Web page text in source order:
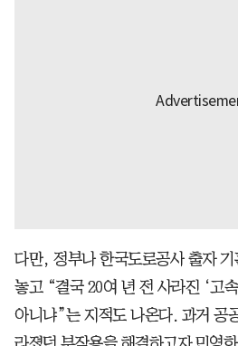
다만, 정부나 한국도로공사 출자
놓고 “결국 20여 년 전 사라진 ‘고
아니냐”는 지적도 나온다. 과거 공